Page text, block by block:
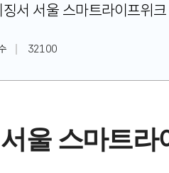
서 서울 스마트라이프위
32100
울 스마트라